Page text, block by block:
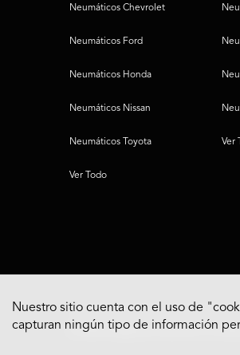
Neumáticos Chevrolet
Neumáticos Ford
Neumáticos Honda
Neumáticos Nissan
Neumáticos Toyota
Ver Todo
Ver
© 2022 Bridgestone Americas Tire
Nuestro sitio cuenta con el uso de
capturan ningún tipo de información